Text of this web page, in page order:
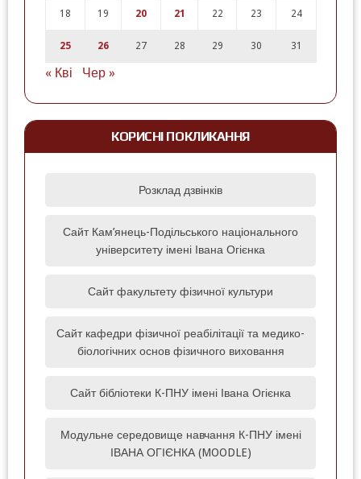
18 19 20 21 22 23 24
25 26 27 28 29 30 31
« Кві Чер »
КОРИСНІ ПОКЛИКАННЯ
Розклад дзвінків
Сайт Кам’янець-Подільського національного
університету імені Івана Огієнка
Сайт факультету фізичної культури
Сайт кафедри фізичної реабілітації та медико-
біологічних основ фізичного виховання
Сайт бібліотеки К-ПНУ імені Івана Огієнка
Модульне середовище навчання К-ПНУ імені
ІВАНА ОГІЄНКА (MOODLE)‎